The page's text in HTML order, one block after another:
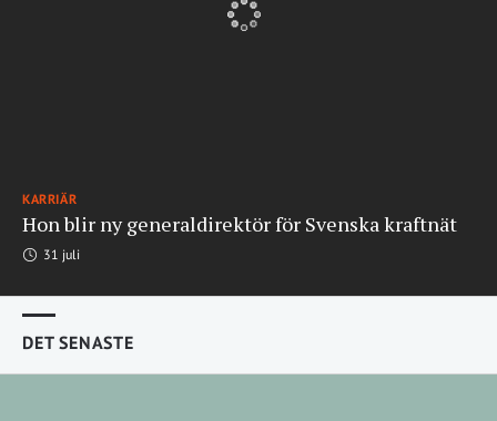
KARRIÄR
Hon blir ny generaldirektör för Svenska kraftnät
31 juli
DET SENASTE